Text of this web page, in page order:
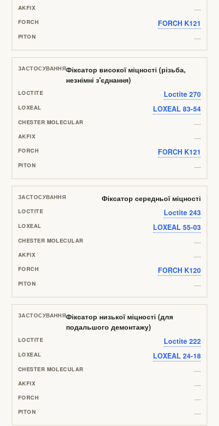
—
FORCH K121
—
Фіксатор високої міцності (різьба,
незнімні з'єднання)
Loctite 270
LOXEAL 83-54
—
—
FORCH K121
—
Фіксатор середньої міцності
Loctite 243
LOXEAL 55-03
—
—
FORCH K120
—
Фіксатор низької міцності (для
подальшого демонтажу)
Loctite 222
LOXEAL 24-18
—
—
—
—